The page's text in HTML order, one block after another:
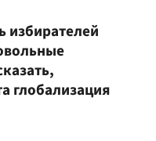
избирателей
глобализация